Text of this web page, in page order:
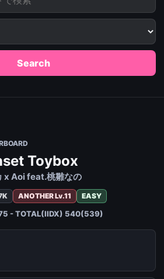
Search
Toybox
x Aoi feat.桃雛なの
ANOTHER Lv.11 EASY
- TOTAL(IIDX) 540(539)